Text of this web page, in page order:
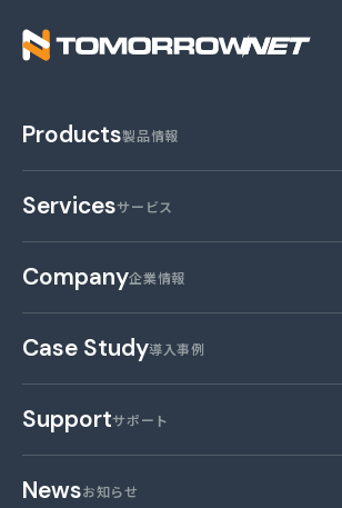
株
Products製品情報
Servicesサービス
Company企業情報
Case Study導入事例
Supportサポート
Newsお知らせ